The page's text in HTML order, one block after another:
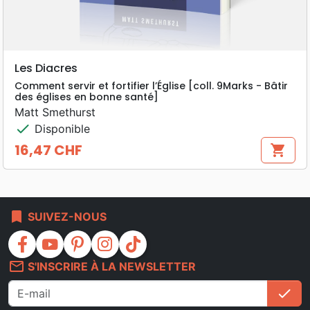
Les Diacres
Comment servir et fortifier l’Église [coll. 9Marks - Bâtir
des églises en bonne santé]
Matt Smethurst
check Disponible
Prix
16,47 CHF shopping_cart
bookmark SUIVEZ-NOUS
facebook youtube pinterest instagram
tiktok
mail_outline S'INSCRIRE À LA NEWSLETTER
check